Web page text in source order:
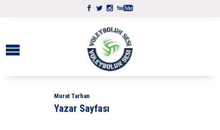
Murat Tarhan
Yazar Sayfası